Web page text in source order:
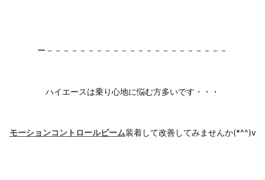
ー－－－－－－－－－－－－－－－－－－－－－－
ハイエースは乗り心地に悩む方多いです・・・
モーションコントロールビーム装着して改善してみませんか(*^^)v